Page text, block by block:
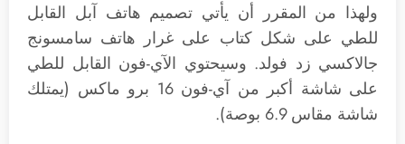
ولهذا من المقرر أن يأتي تصميم هاتف آبل القابل
للطي على شكل كتاب على غرار هاتف سامسونج
جالاكسي زد فولد. وسيحتوي الآي-فون القابل للطي
على شاشة أكبر من آي-فون 16 برو ماكس (يمتلك
شاشة مقاس 6.9 بوصة).